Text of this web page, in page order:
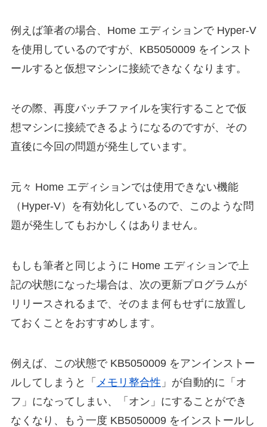
例えば筆者の場合、Home エディションで Hyper-V
を使用しているのですが、KB5050009 をインスト
ールすると仮想マシンに接続できなくなります。
その際、再度バッチファイルを実行することで仮
想マシンに接続できるようになるのですが、その
直後に今回の問題が発生しています。
元々 Home エディションでは使用できない機能
（Hyper-V）を有効化しているので、このような問
題が発生してもおかしくはありません。
もしも筆者と同じように Home エディションで上
記の状態になった場合は、次の更新プログラムが
リリースされるまで、そのまま何もせずに放置し
ておくことをおすすめします。
例えば、この状態で KB5050009 をアンインストー
ルしてしまうと「 メモリ整合性 」が自動的に「オ
フ」になってしまい、「オン」にすることができ
なくなり、もう一度 KB5050009 をインストールし